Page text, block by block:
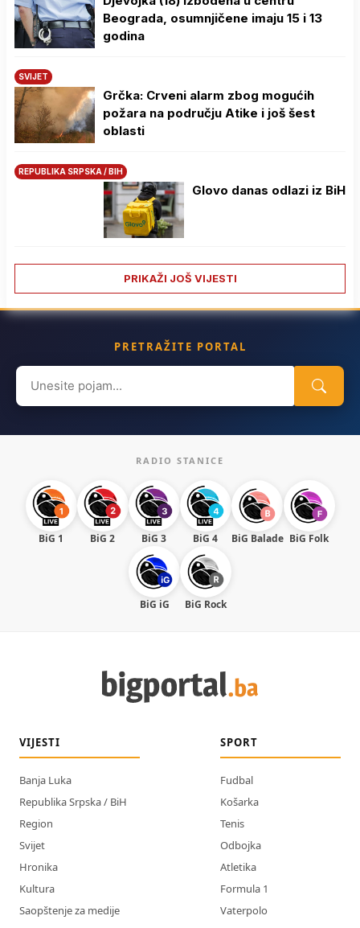
Beograda, osumnjičene imaju 15 i 13
godina
SVIJET
Grčka: Crveni alarm zbog mogućih
požara na području Atike i još šest
oblasti
REPUBLIKA SRPSKA / BIH
Glovo danas odlazi iz BiH
PRIKAŽI JOŠ VIJESTI
PRETRAŽITE PORTAL
Search
for:
RADIO STANICE
BiG 1 BiG 2 BiG 3 BiG 4 BiG Balade BiG Folk
BiG iG BiG Rock
VIJESTI
Banja Luka
Republika Srpska / BiH
Region
Svijet
Hronika
Kultura
Saopštenje za medije
SPORT
Fudbal
Košarka
Tenis
Odbojka
Atletika
Formula 1
Vaterpolo